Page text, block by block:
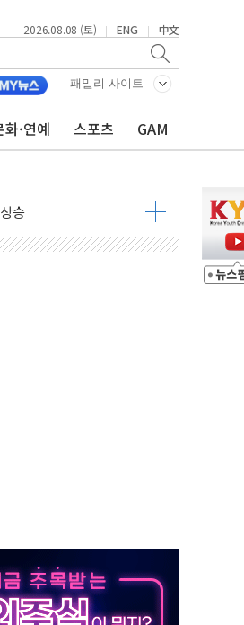
2026.08.08 (토) | ENG | 中文
패밀리 사이트
화·연예 스포츠 GAM
자체 억지력 강화
총력"